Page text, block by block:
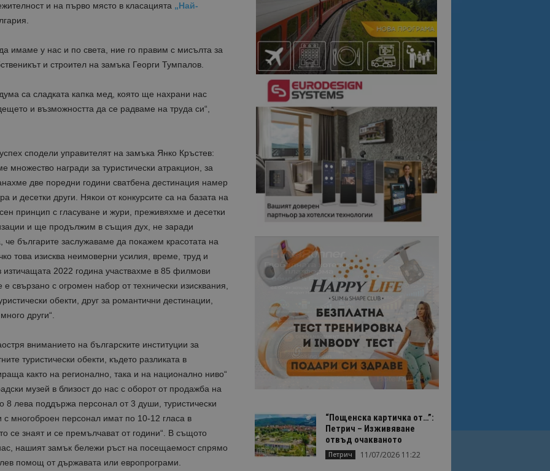
и на първо място в класацията „Най-
имаме у нас и по света, ние го правим с мисълта за
и строител на замъка Георги Тумпалов.
са сладката капка мед, която ще нахрани нас
и възможността да се радваме на труда си“,
сподели управителят на замъка Янко Кръстев:
множество награди за туристически атракцион, за
две поредни години сватбена дестинация намер
и десетки други. Някои от конкурсите са на базата на
принцип с гласуване и жури, преживяхме и десетки
и ще продължим в същия дух, не заради
че българите заслужаваме да покажем красотата на
това изисква неимоверни усилия, време, труд и
2022 година участвахме в 85 филмови
свързано с огромен набор от технически изисквания,
обекти, друг за романтични дестинации,
други“.
вниманието на българските институции за
туристически обекти, където разликата в
както на регионално, така и на национално ниво“
музей в близост до нас с оборот от продажба на
лева поддържа персонал от 3 души, туристически
с многоброен персонал имат по 10-12 гласа в
се знаят и се премълчават от години“. В същото
нашият замък бележи ръст на посещаемост спрямо
помощ от държавата или европрограми.
“Пощенска картичка от…”:
Петрич – Изживяване
отвъд очакваното
Петрич 11/07/2026 11:22